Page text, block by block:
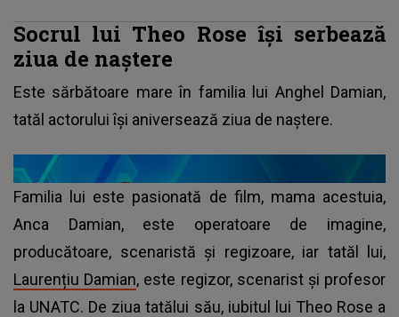
Socrul lui Theo Rose își serbează
ziua de naștere
Este sărbătoare mare în familia lui Anghel Damian,
tatăl actorului își aniversează ziua de naștere.
Familia lui este pasionată de film, mama acestuia,
Anca Damian, este operatoare de imagine,
producătoare, scenaristă și regizoare, iar tatăl lui,
Laurențiu Damian, este regizor, scenarist și profesor
la UNATC. De ziua tatălui său, iubitul lui Theo Rose a